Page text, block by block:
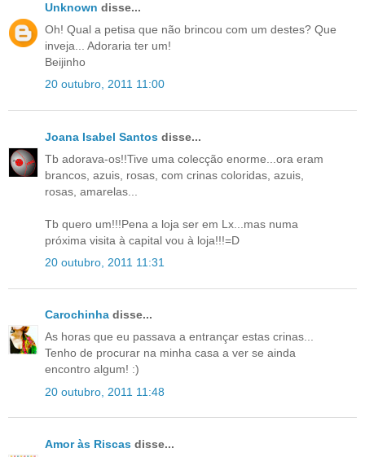
Unknown disse...
Oh! Qual a petisa que não brincou com um destes? Que
inveja... Adoraria ter um!
Beijinho
20 outubro, 2011 11:00
Joana Isabel Santos disse...
Tb adorava-os!!Tive uma colecção enorme...ora eram
brancos, azuis, rosas, com crinas coloridas, azuis,
rosas, amarelas...
Tb quero um!!!Pena a loja ser em Lx...mas numa
próxima visita à capital vou à loja!!!=D
20 outubro, 2011 11:31
Carochinha disse...
As horas que eu passava a entrançar estas crinas...
Tenho de procurar na minha casa a ver se ainda
encontro algum! :)
20 outubro, 2011 11:48
Amor às Riscas disse...